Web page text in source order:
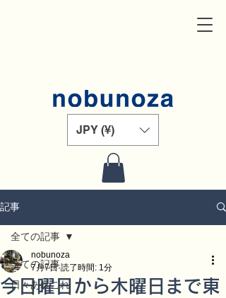
JPY (¥)
記事
全ての記事
日々あれこれ
全ての記事
今日曜日から木曜日まで東
nobunoza
7月7日 読了時間: 1分